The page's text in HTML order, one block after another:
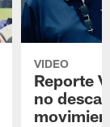
VIDEO
Reporte
no